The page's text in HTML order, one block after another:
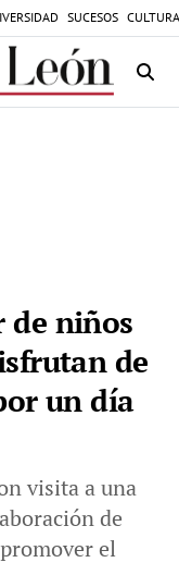
SUCESOS
de niños
de
un día
visita a una
de
el